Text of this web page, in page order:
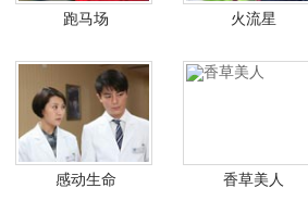
跑马场 火流星
感动生命 香草美人